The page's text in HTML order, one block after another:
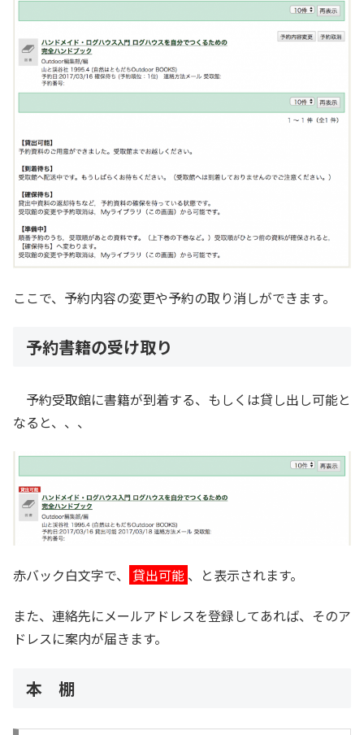
ここで、予約内容の変更や予約の取り消しができます。
予約書籍の受け取り
予約受取館に書籍が到着する、もしくは貸し出し可能と
なると、、、
赤バック白文字で、 貸出可能 、と表示されます。
また、連絡先にメールアドレスを登録してあれば、そのア
ドレスに案内が届きます。
本 棚